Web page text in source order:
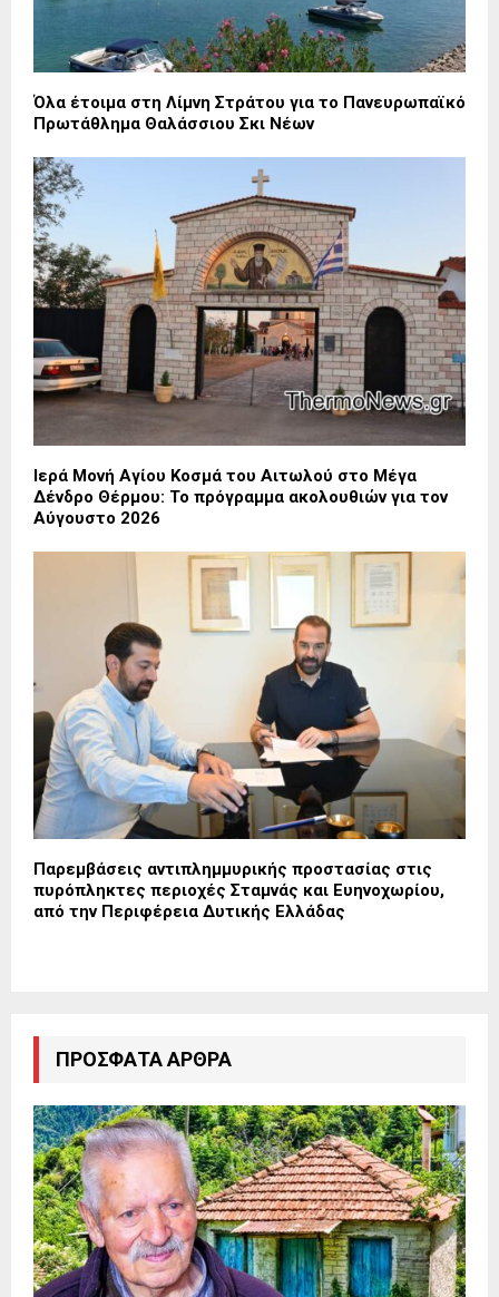
Όλα έτοιμα στη Λίμνη Στράτου για το Πανευρωπαϊκό
Πρωτάθλημα Θαλάσσιου Σκι Νέων
Ιερά Μονή Αγίου Κοσμά του Αιτωλού στο Μέγα
Δένδρο Θέρμου: Το πρόγραμμα ακολουθιών για τον
Αύγουστο 2026
Παρεμβάσεις αντιπλημμυρικής προστασίας στις
πυρόπληκτες περιοχές Σταμνάς και Ευηνοχωρίου,
από την Περιφέρεια Δυτικής Ελλάδας
ΠΡΌΣΦΑΤΑ ΆΡΘΡΑ